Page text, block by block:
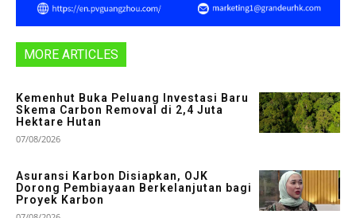
MORE ARTICLES
Kemenhut Buka Peluang Investasi Baru
Skema Carbon Removal di 2,4 Juta
Hektare Hutan
07/08/2026
Asuransi Karbon Disiapkan, OJK
Dorong Pembiayaan Berkelanjutan bagi
Proyek Karbon